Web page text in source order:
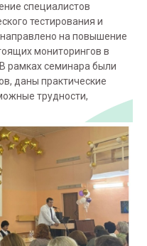
специалистов
тестирования и
на повышение
мониторингов в
рамках семинара были
даны практические
трудности,